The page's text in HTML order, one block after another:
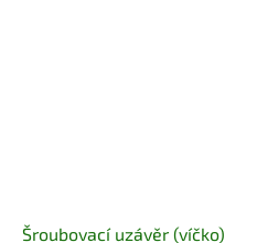
Šroubovací uzávěr (víčko)